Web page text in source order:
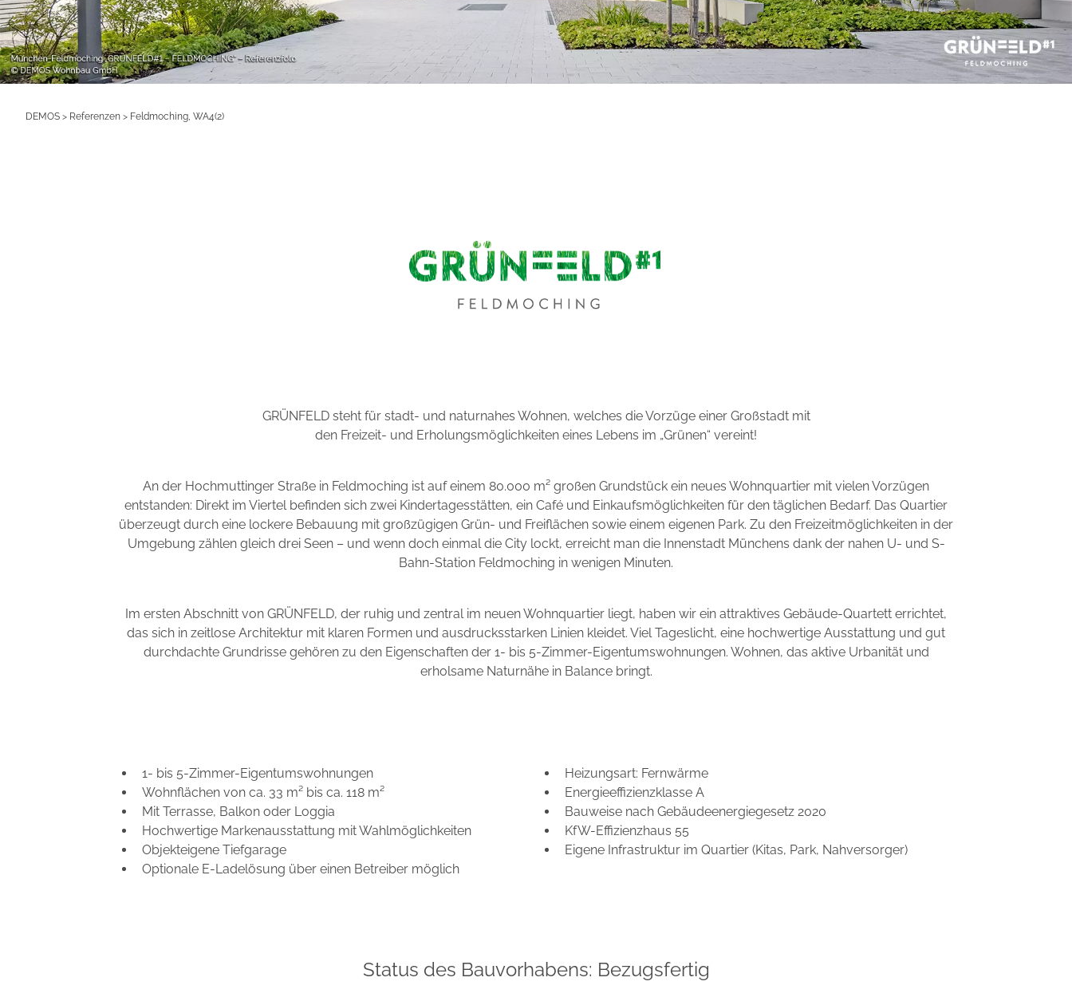
DEMOS > Referenzen > Feldmoching, WA4(2)
GRÜNFELD steht für stadt- und naturnahes Wohnen, welches die Vorzüge einer Großstadt mit
den Freizeit- und Erholungsmöglichkeiten eines Lebens im „Grünen“ vereint!
An der Hochmuttinger Straße in Feldmoching ist auf einem 80.000 m² großen Grundstück ein neues Wohnquartier mit vielen Vorzügen
entstanden: Direkt im Viertel befinden sich zwei Kindertagesstätten, ein Café und Einkaufsmöglichkeiten für den täglichen Bedarf. Das Quartier
überzeugt durch eine lockere Bebauung mit großzügigen Grün- und Freiflächen sowie einem eigenen Park. Zu den Freizeitmöglichkeiten in der
Umgebung zählen gleich drei Seen – und wenn doch einmal die City lockt, erreicht man die Innenstadt Münchens dank der nahen U- und S-
Bahn-Station Feldmoching in wenigen Minuten.
Im ersten Abschnitt von GRÜNFELD, der ruhig und zentral im neuen Wohnquartier liegt, haben wir ein attraktives Gebäude-Quartett errichtet,
das sich in zeitlose Architektur mit klaren Formen und ausdrucksstarken Linien kleidet. Viel Tageslicht, eine hochwertige Ausstattung und gut
durchdachte Grundrisse gehören zu den Eigenschaften der 1- bis 5-Zimmer-Eigentumswohnungen. Wohnen, das aktive Urbanität und
erholsame Naturnähe in Balance bringt.
1- bis 5-Zimmer-Eigentumswohnungen
Wohnflächen von ca. 33 m² bis ca. 118 m²
Mit Terrasse, Balkon oder Loggia
Hochwertige Markenausstattung mit Wahlmöglichkeiten
Objekteigene Tiefgarage
Optionale E-Ladelösung über einen Betreiber möglich
Heizungsart: Fernwärme
Energieeffizienzklasse A
Bauweise nach Gebäudeenergiegesetz 2020
KfW-Effizienzhaus 55
Eigene Infrastruktur im Quartier (Kitas, Park, Nahversorger)
Status des Bauvorhabens: Bezugsfertig